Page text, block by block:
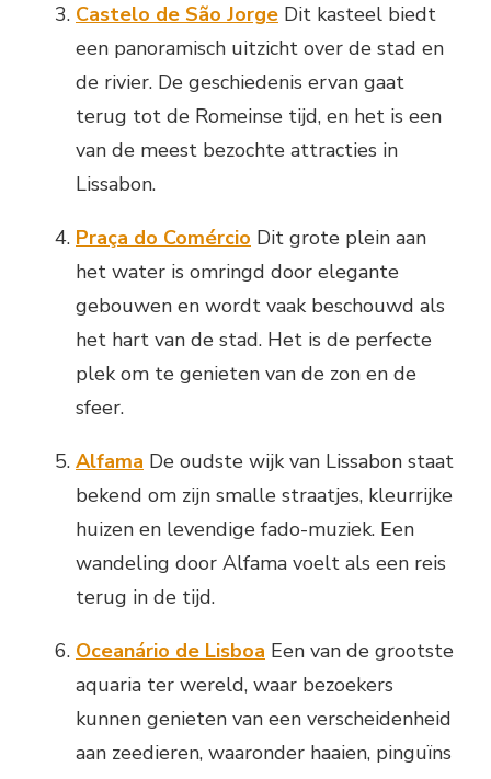
Castelo de São Jorge Dit kasteel biedt
een panoramisch uitzicht over de stad en
de rivier. De geschiedenis ervan gaat
terug tot de Romeinse tijd, en het is een
van de meest bezochte attracties in
Lissabon.
Praça do Comércio Dit grote plein aan
het water is omringd door elegante
gebouwen en wordt vaak beschouwd als
het hart van de stad. Het is de perfecte
plek om te genieten van de zon en de
sfeer.
Alfama De oudste wijk van Lissabon staat
bekend om zijn smalle straatjes, kleurrijke
huizen en levendige fado-muziek. Een
wandeling door Alfama voelt als een reis
terug in de tijd.
Oceanário de Lisboa Een van de grootste
aquaria ter wereld, waar bezoekers
kunnen genieten van een verscheidenheid
aan zeedieren, waaronder haaien, pinguïns